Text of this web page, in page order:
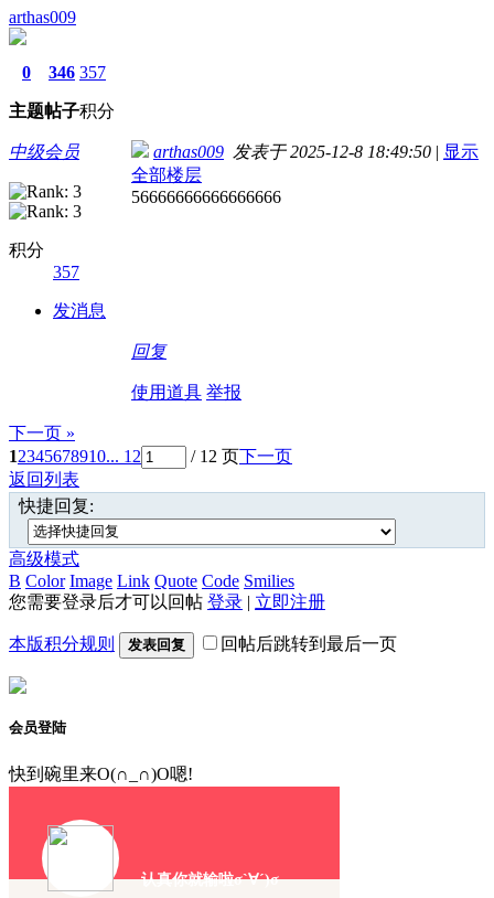
arthas009
0
主题
346
帖子
357
积分
中级会员
积分
357
发消息
arthas009 发表于 2025-12-8 18:49:50 | 显示
全部楼层
56666666666666666
回复
使用道具 举报
下一页 »
12345678910... 12 / 12 页下一页
返回列表
快捷回复:
高级模式
B Color Image Link Quote Code Smilies
您需要登录后才可以回帖 登录 | 立即注册
本版积分规则 发表回复 回帖后跳转到最后一页
会员登陆
快到碗里来O(∩_∩)O嗯!
认真你就输啦σ`∀´)σ